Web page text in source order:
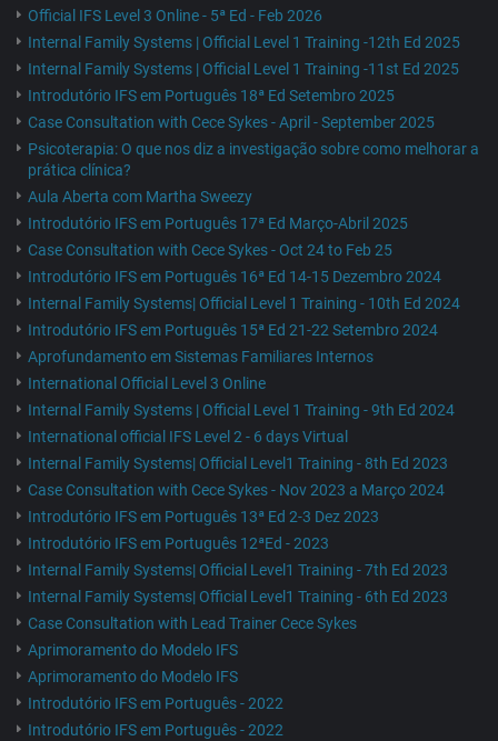
Official IFS Level 3 Online - 5ª Ed - Feb 2026
Internal Family Systems | Official Level 1 Training -12th Ed 2025
Internal Family Systems | Official Level 1 Training -11st Ed 2025
Introdutório IFS em Português 18ª Ed Setembro 2025
Case Consultation with Cece Sykes - April - September 2025
Psicoterapia: O que nos diz a investigação sobre como melhorar a
prática clínica?
Aula Aberta com Martha Sweezy
Introdutório IFS em Português 17ª Ed Março-Abril 2025
Case Consultation with Cece Sykes - Oct 24 to Feb 25
Introdutório IFS em Português 16ª Ed 14-15 Dezembro 2024
Internal Family Systems| Official Level 1 Training - 10th Ed 2024
Introdutório IFS em Português 15ª Ed 21-22 Setembro 2024
Aprofundamento em Sistemas Familiares Internos
International Official Level 3 Online
Internal Family Systems | Official Level 1 Training - 9th Ed 2024
International official IFS Level 2 - 6 days Virtual
Internal Family Systems| Official Level1 Training - 8th Ed 2023
Case Consultation with Cece Sykes - Nov 2023 a Março 2024
Introdutório IFS em Português 13ª Ed 2-3 Dez 2023
Introdutório IFS em Português 12ªEd - 2023
Internal Family Systems| Official Level1 Training - 7th Ed 2023
Internal Family Systems| Official Level1 Training - 6th Ed 2023
Case Consultation with Lead Trainer Cece Sykes
Aprimoramento do Modelo IFS
Aprimoramento do Modelo IFS
Introdutório IFS em Português - 2022
Introdutório IFS em Português - 2022